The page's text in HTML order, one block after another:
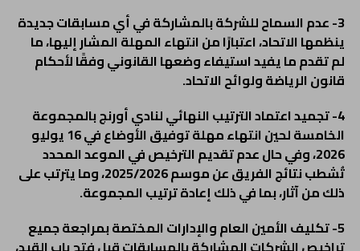
3- عدم السماح للشركة بالمشاركة في أي مسابقات جديدة
ينظمها الاتحاد، اعتبارًا من انتهاء المهلة المشار إليها، ما
لم تقدم ما يفيد استيفاء وضعها القانوني وفقًا لأحكام
قانون الرياضة ولوائح الاتحاد.
4- تجميد اعتماد الترتيب النهائي لنادي أورنج بالمجموعة
الخامسة لحين انتهاء مهلة توفيق الأوضاع في 16 يوليو
2026، وفي حال عدم تقديم الترخيص في الموعد المحدد
تُشطب نتائج الفريق عن موسم 2025/2026، وما يترتب على
ذلك من آثار، بما في ذلك إعادة ترتيب المجموعة.
5- تكليف الأمين العام والإدارات المختصة بمراجعة جميع